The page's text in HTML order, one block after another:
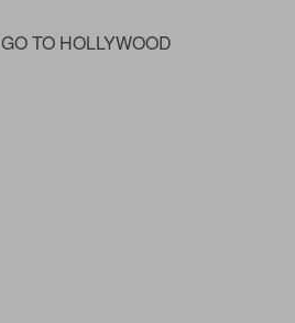
GO TO HOLLYWOOD